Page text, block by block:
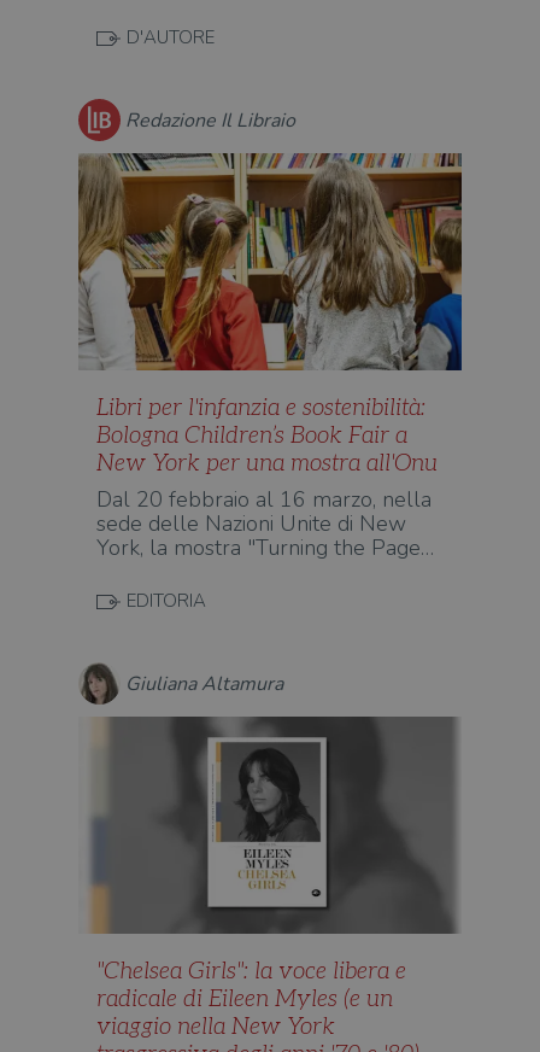
D'AUTORE
Redazione Il Libraio
Libri per l'infanzia e sostenibilità:
Bologna Children’s Book Fair a
New York per una mostra all'Onu
Dal 20 febbraio al 16 marzo, nella
sede delle Nazioni Unite di New
York, la mostra "Turning the Page…
EDITORIA
Giuliana Altamura
"Chelsea Girls": la voce libera e
radicale di Eileen Myles (e un
viaggio nella New York